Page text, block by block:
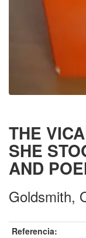
THE
SHE
AND
Goldsmith,
Referencia: